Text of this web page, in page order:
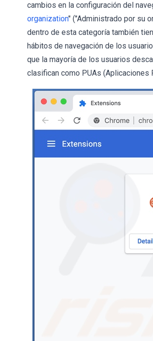
cambios en la configuración del
organization" ("Administrado por su
dentro de esta categoría también
hábitos de navegación de los
que la mayoría de los usuarios
clasifican como PUAs